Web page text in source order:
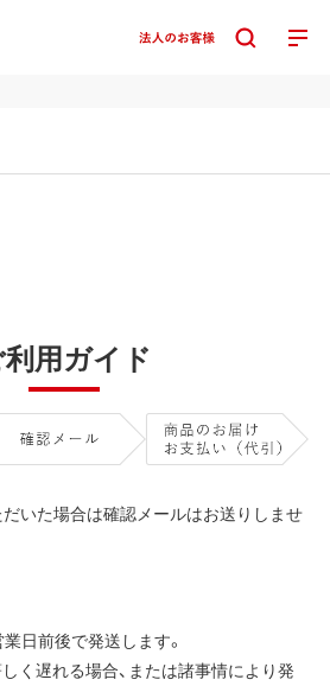
用ガイド
いた場合は確認メールはお送りしませ
日前後で発送します。
く遅れる場合、または諸事情により発